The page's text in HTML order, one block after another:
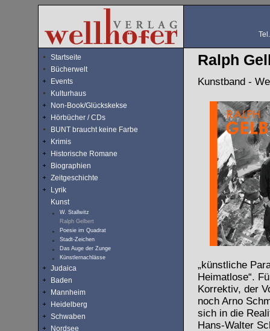
Startseite
Bücherwelt
Events
Kulturhaus
Non-Book/Glückskekse
Hörbücher / CDs
BUNT braucht keine Farbe
Krimis
Historische Romane
Biographien
Zeitgeschichte
Lyrik
Kunst
W. Stallwitz
Ralph Gelbert
Poesie im Quadrat
Stadt-Zeichen
Das Auge der Zunge
Künstlernachlässe
Judaica
Baden
Mannheim
Heidelberg
Schwaben
Nordsee
Ralph
Kunstband -
„künstliche
Heimatlose“.
Korrektiv, der
noch Arno
sich in die
Hans-Walter